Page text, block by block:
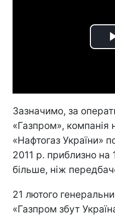
Зазначимо, за
«Газпром»,
«Нафтогаз України»
2011 р. приблизно на
більше, ніж
21 лютого
«Газпром збут